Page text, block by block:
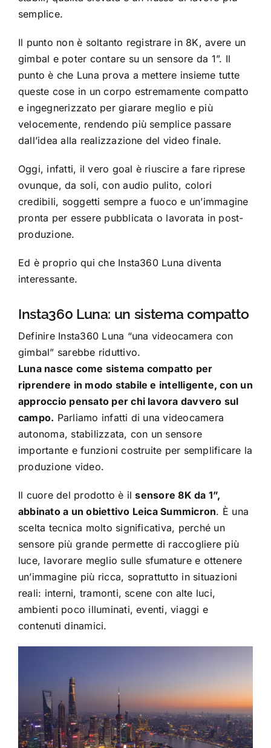
semplice.
Il punto non è soltanto registrare in 8K, avere un
gimbal e poter contare su un sensore da 1”. Il
punto è che Luna prova a mettere insieme tutte
queste cose in un corpo estremamente compatto
e ingegnerizzato per giarare meglio e più
velocemente, rendendo più semplice passare
dall’idea alla realizzazione del video finale.
Oggi, infatti, il vero goal è riuscire a fare riprese
ovunque, da soli, con audio pulito, colori
credibili, soggetti sempre a fuoco e un’immagine
pronta per essere pubblicata o lavorata in post-
produzione.
Ed è proprio qui che Insta360 Luna diventa
interessante.
Insta360 Luna: un sistema compatto
Definire Insta360 Luna “una videocamera con
gimbal” sarebbe riduttivo.
Luna nasce come sistema compatto per
riprendere in modo stabile e intelligente, con un
approccio pensato per chi lavora davvero sul
campo. Parliamo infatti di una videocamera
autonoma, stabilizzata, con un sensore
importante e funzioni costruite per semplificare la
produzione video.
Il cuore del prodotto è ilsensore 8K da 1”,
abbinato a un obiettivo Leica Summicron. È una
scelta tecnica molto significativa, perché un
sensore più grande permette di raccogliere più
luce, lavorare meglio sulle sfumature e ottenere
un’immagine più ricca, soprattutto in situazioni
reali: interni, tramonti, scene con alte luci,
ambienti poco illuminati, eventi, viaggi e
contenuti dinamici.